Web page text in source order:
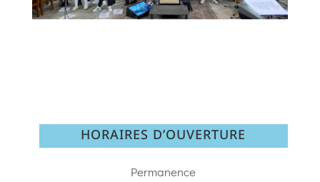
HORAIRES D’OUVERTURE
Permanence